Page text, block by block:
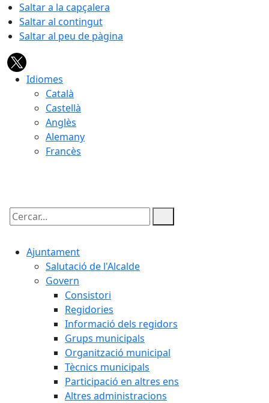
Saltar a la capçalera
Saltar al contingut
Saltar al peu de pàgina
Idiomes
Català
Castellà
Anglès
Alemany
Francès
Cercar:
Ajuntament
Salutació de l'Alcalde
Govern
Consistori
Regidories
Informació dels regidors
Grups municipals
Organització municipal
Tècnics municipals
Participació en altres ens
Altres administracions